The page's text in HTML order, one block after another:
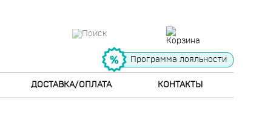
Программа лояльности
ДОСТАВКА/ОПЛАТА КОНТАКТЫ